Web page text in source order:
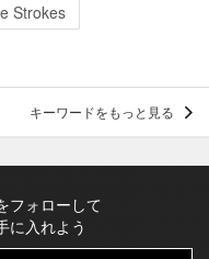
Strokes
キーワードをもっと見る
フォローして
に入れよう